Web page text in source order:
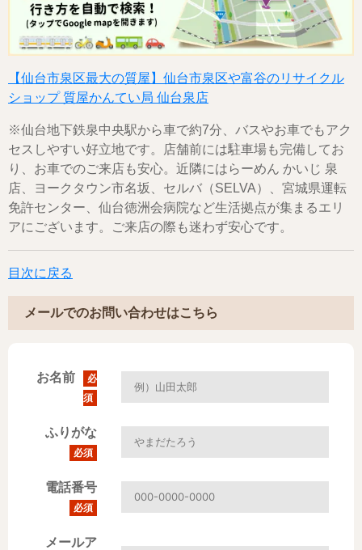
【仙台市泉区最大の質屋】仙台市泉区や富谷のリサイクル
ショップ 質屋かんてい局 仙台泉店
※仙台地下鉄泉中央駅から車で約7分、バスやお車でもアク
セスしやすい好立地です。店舗前には駐車場も完備してお
り、お車でのご来店も安心。近隣にはらーめん かいじ 泉
店、ヨークタウン市名坂、セルバ（SELVA）、宮城県運転
免許センター、仙台徳洲会病院など生活拠点が集まるエリ
アにございます。ご来店の際も迷わず安心です。
目次に戻る
メールでのお問い合わせはこちら
お名前
必
須
ふりがな
必須
電話番号
必須
メールア